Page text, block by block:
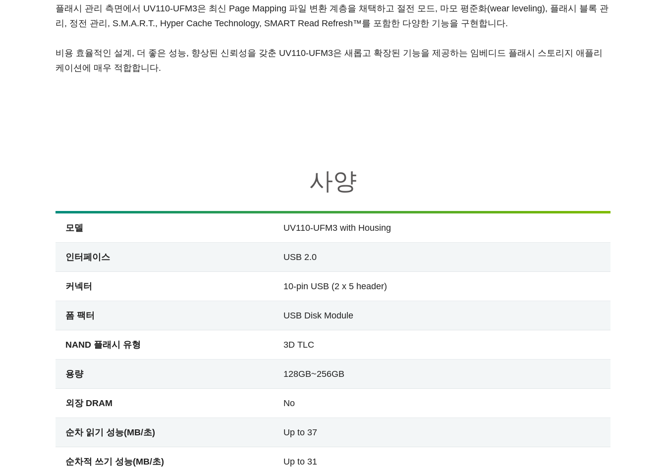
플래시 관리 측면에서 UV110-UFM3은 최신 Page Mapping 파일 변환 계층을 채택하고 절전 모드, 마모 평준화(wear leveling), 플래시 블록 관
리, 정전 관리, S.M.A.R.T., Hyper Cache Technology, SMART Read Refresh™를 포함한 다양한 기능을 구현합니다.
비용 효율적인 설계, 더 좋은 성능, 향상된 신뢰성을 갖춘 UV110-UFM3은 새롭고 확장된 기능을 제공하는 임베디드 플래시 스토리지 애플리
케이션에 매우 적합합니다.
사양
모델 UV110-UFM3 with Housing
인터페이스 USB 2.0
커넥터 10-pin USB (2 x 5 header)
폼 팩터 USB Disk Module
NAND 플래시 유형 3D TLC
용량 128GB~256GB
외장 DRAM No
순차 읽기 성능(MB/초) Up to 37
순차적 쓰기 성능(MB/초) Up to 31